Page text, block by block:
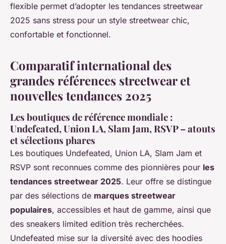
flexible permet d’adopter les tendances streetwear
2025 sans stress pour un style streetwear chic,
confortable et fonctionnel.
Comparatif international des
grandes références streetwear et
nouvelles tendances 2025
Les boutiques de référence mondiale :
Undefeated, Union LA, Slam Jam, RSVP – atouts
et sélections phares
Les boutiques Undefeated, Union LA, Slam Jam et
RSVP sont reconnues comme des pionnières pour les
tendances streetwear 2025. Leur offre se distingue
par des sélections de marques streetwear
populaires, accessibles et haut de gamme, ainsi que
des sneakers limited edition très recherchées.
Undefeated mise sur la diversité avec des hoodies